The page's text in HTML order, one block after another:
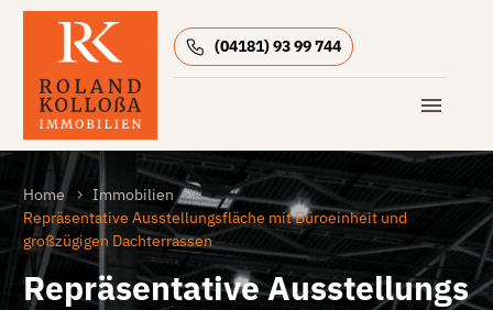
(04181) 93 99 744
Home
Immobilien
Repräsentative Ausstellungsfläche mit Büroeinheit und
großzügigen Dachterrassen
Repräsentative Ausstellungs